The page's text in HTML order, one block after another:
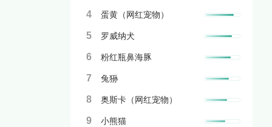
4 蛋黄（网红宠物）
5 罗威纳犬
6 粉红瓶鼻海豚
7 兔狲
8 奥斯卡（网红宠物）
9 小熊猫